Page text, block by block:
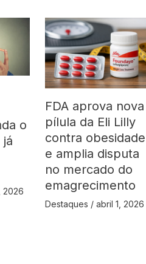
o
2026
FDA aprova nova
pílula da Eli Lilly
contra obesidade
e amplia disputa
no mercado do
emagrecimento
Destaques /abril 1, 2026